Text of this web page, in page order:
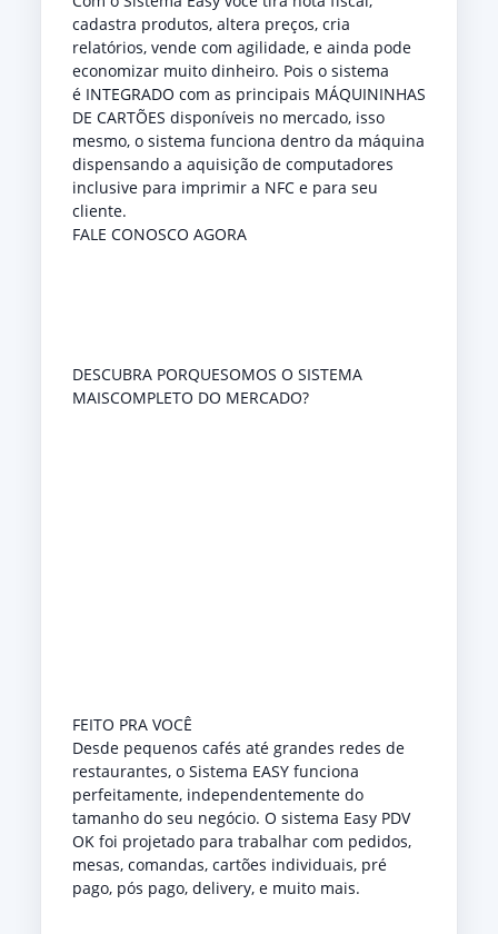
cadastra produtos, altera preços, cria
relatórios, vende com agilidade, e ainda pode
economizar muito dinheiro. Pois o sistema
é INTEGRADO com as principais MÁQUININHAS
DE CARTÕES disponíveis no mercado, isso
mesmo, o sistema funciona dentro da máquina
dispensando a aquisição de computadores
inclusive para imprimir a NFC e para seu
cliente.
FALE CONOSCO AGORA
DESCUBRA PORQUESOMOS O SISTEMA
MAISCOMPLETO DO MERCADO?
FEITO PRA VOCÊ
Desde pequenos cafés até grandes redes de
restaurantes, o Sistema EASY funciona
perfeitamente, independentemente do
tamanho do seu negócio. O sistema Easy PDV
OK foi projetado para trabalhar com pedidos,
mesas, comandas, cartões individuais, pré
pago, pós pago, delivery, e muito mais.